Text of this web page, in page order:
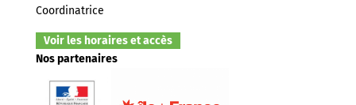
Coordinatrice
Voir les horaires et accès
Nos partenaires